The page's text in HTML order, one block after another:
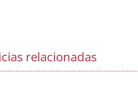
relacionadas